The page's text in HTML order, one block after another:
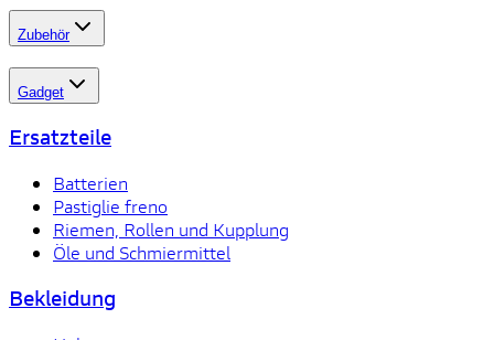
Zubehör
Gadget
Ersatzteile
Batterien
Pastiglie freno
Riemen, Rollen und Kupplung
Öle und Schmiermittel
Bekleidung